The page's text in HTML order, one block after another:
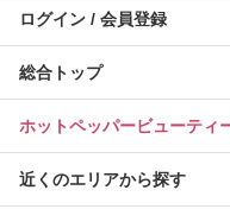
ログイン / 会員登録
総合トップ
ホットペッパービューテ
近くのエリアから探す